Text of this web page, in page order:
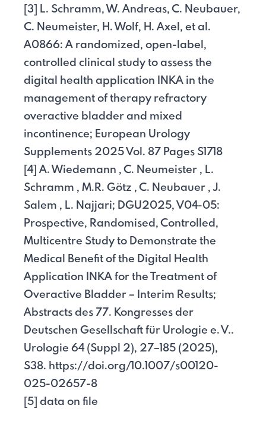
[3] L. Schramm, W. Andreas, C. Neubauer,
C. Neumeister, H. Wolf, H. Axel, et al.
A0866: A randomized, open-label,
controlled clinical study to assess the
digital health application INKA in the
management of therapy refractory
overactive bladder and mixed
incontinence; European Urology
Supplements 2025 Vol. 87 Pages S1718
[4] A. Wiedemann , C. Neumeister , L.
Schramm , M.R. Götz , C. Neubauer , J.
Salem , L. Najjari; DGU2025, V04-05:
Prospective, Randomised, Controlled,
Multicentre Study to Demonstrate the
Medical Benefit of the Digital Health
Application INKA for the Treatment of
Overactive Bladder – Interim Results;
Abstracts des 77. Kongresses der
Deutschen Gesellschaft für Urologie e. V..
Urologie 64 (Suppl 2), 27–185 (2025),
S38. https://doi.org/10.1007/s00120-
025-02657-8
[5] data on file